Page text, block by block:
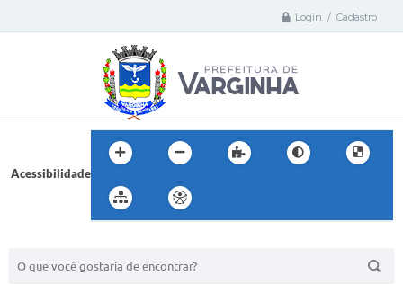
Login / Cadastro
Acessibilidade